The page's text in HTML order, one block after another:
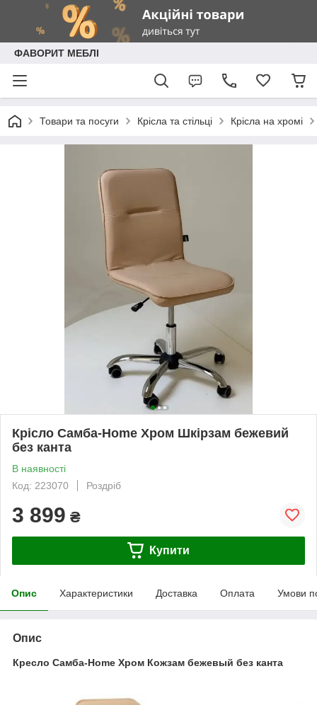
ФАВОРИТ МЕБЛІ
Товари та посуги Крісла та стільці Крісла на хромі
Крісло Самба-Home Хром Шкірзам бежевий
без канта
В наявності
Код: 223070
Роздріб
3 899 ₴
Купити
Опис Характеристики Доставка Оплата Умови
Опис
Кресло Самба-Home Хром Кожзам бежевый без канта